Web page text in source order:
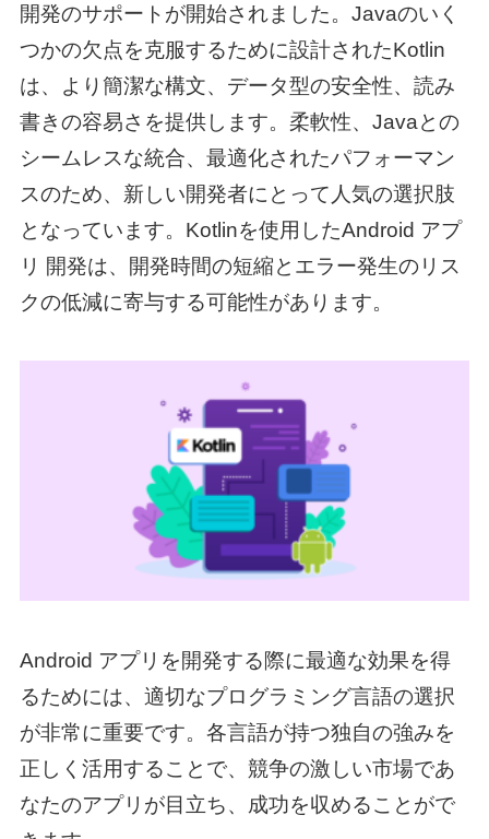
開発のサポートが開始されました。Javaのいく
つかの欠点を克服するために設計されたKotlin
は、より簡潔な構文、データ型の安全性、読み
書きの容易さを提供します。柔軟性、Javaとの
シームレスな統合、最適化されたパフォーマン
スのため、新しい開発者にとって人気の選択肢
となっています。Kotlinを使用したAndroid アプ
リ 開発は、開発時間の短縮とエラー発生のリス
クの低減に寄与する可能性があります。
Android アプリを開発する際に最適な効果を得
るためには、適切なプログラミング言語の選択
が非常に重要です。各言語が持つ独自の強みを
正しく活用することで、競争の激しい市場であ
なたのアプリが目立ち、成功を収めることがで